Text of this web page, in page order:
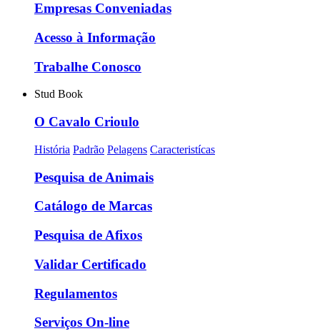
Empresas Conveniadas
Acesso à Informação
Trabalhe Conosco
Stud Book
O Cavalo Crioulo
História Padrão Pelagens Caracteristícas
Pesquisa de Animais
Catálogo de Marcas
Pesquisa de Afixos
Validar Certificado
Regulamentos
Serviços On-line